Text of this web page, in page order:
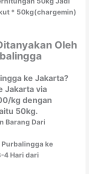
* 50kg(chargemin)
Oleh
ke Jakarta?
Jakarta via
kg dengan
50kg.
Barang Dari
ke
4 Hari dari